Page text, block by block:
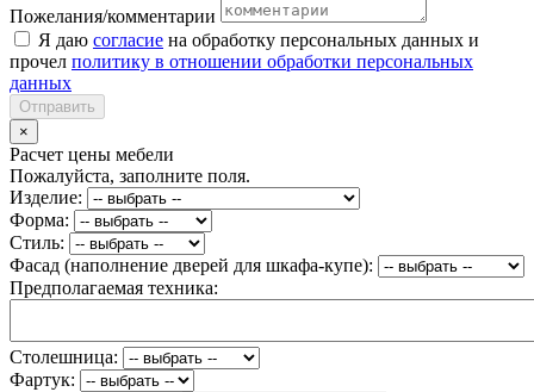
Пожелания/комментарии
Я даю согласие на обработку персональных данных и
прочел политику в отношении обработки персональных
данных
Отправить
×
Расчет цены мебели
Пожалуйста, заполните поля.
Изделие:
Форма:
Стиль:
Фасад (наполнение дверей для шкафа-купе):
Предполагаемая техника:
Столешница:
Фартук: